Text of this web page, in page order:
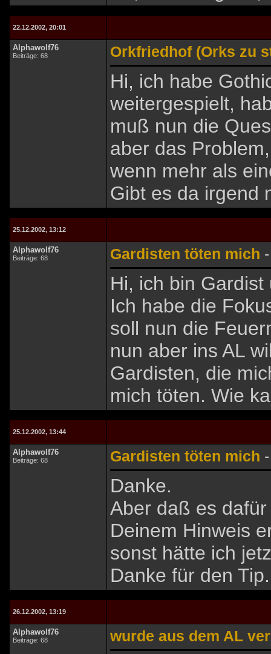
22.12.2002, 20:01
Alphawolf76
Beiträge: 68 Orkfriedhof (Orks zu
Hi, ich habe
weitergespielt,
muß nun die
aber das
wenn mehr als
Gibt es da irgend
25.12.2002, 13:12
Alphawolf76
Beiträge: 68 Gardisten töten mich
Hi, ich bin
Ich habe die
soll nun die
nun aber ins AL
Gardisten, die
mich töten. Wie
25.12.2002, 13:44
Alphawolf76
Beiträge: 68 Gardisten töten mich -
Danke.
Aber daß es
Deinem Hinweis
sonst hätte ich
Danke für den Tip.
26.12.2002, 13:19
Alphawolf76
Beiträge: 68 wurde aus dem AL